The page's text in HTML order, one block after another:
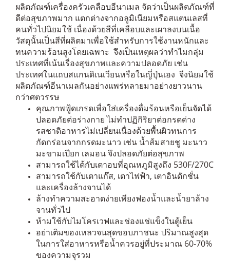
ผลิตภัณฑ์เครื่องครัวเคลือบอีนาเมล จัดว่าเป็นผลิตภัณฑ์ที่
ดีต่อสุขภาพมาก แตกต่างจากอลูมิเนียมหรือสแตนเลสที่
คนทั่วไปนิยมใช้ เนื่องด้วยสีที่เคลือบและเผาลงบนเนื้อ
วัสดุนั้นเป็นสีที่ผลิตมาเพื่อใช้สำหรับการใช้งานหนักและ
ทนความร้อนสูงโดยเฉพาะ จึงเป็นเหตุผลว่าทำไมกลุ่ม
ประเทศที่เน้นเรื่องสุขภาพและความปลอดภัย เช่น
ประเทศในแถบสแกนดิเนเวียนหรือในญี่ปุ่นเอง จีงนิยมใช้
ผลิตภัณฑ์อีนาเมลกันอย่างแพร่หลายมาอย่างยาวนาน
กว่าศตวรรษ
คุณภาพฟู้ดเกรดเพื่อใส่เครื่องดื่มร้อนหรือเย็นจัดได้
ปลอดภัยต่อร่างกาย ไม่ทำปฏิกิริยาต่อกรดด่าง
รสชาติอาหารไม่เปลี่ยนเนื่องด้วยพื้นผิวทนการ
กัดกร่อนจากกรดมะนาว เช่น น้ำส้มสายชู มะนาว
มะขามเปียก เลมอน จึงปลอดภัยต่อสุขภาพ
สามารถใช้ได้กับเตาอบที่อุณหภูมิสูงถึง 530F/270C
สามารถใช้กับเตาแก๊ส, เตาไฟฟ้า, เตาอินดักชั่น
และเครื่องล้างจานได้
ล้างทำความสะอาดง่ายเพียงฟองน้ำและน้ำยาล้าง
จานทั่วไป
ห้ามใช้กับไมโครเวฟและช่องแช่แข็งในตู้เย็น
อย่าเติมของเหลวจนสุดขอบภาชนะ ปริมาณสูงสุด
ในการใส่อาหารหรือน้ำควรอยู่ที่ประมาณ 60-70%
ของความจุรวม